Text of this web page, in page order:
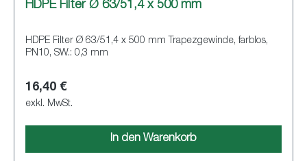
HDPE Filter Ø 63/51,4 x 500 mm
HDPE Filter Ø 63/51,4 x 500 mm Trapezgewinde, farblos,
PN10, SW.: 0,3 mm
16,40 €
exkl. MwSt.
In den Warenkorb